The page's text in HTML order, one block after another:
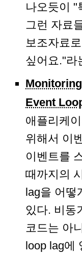
나오듯이 "
그런 자료
보조자료
싶어요."라
Event
애플리케
위해서 이
이벤트를
때까지의
lag을 어떻
있다. 비동
코드는 아
loop lag에